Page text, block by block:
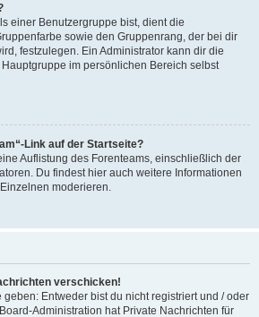
einer Benutzergruppe bist, dient die
sowie den Gruppenrang, der bei dir
festzulegen. Ein Administrator kann dir die
im persönlichen Bereich selbst
Link auf der Startseite?
Auflistung des Forenteams, einschließlich der
Du findest hier auch weitere Informationen
moderieren.
verschicken!
geben: Entweder bist du nicht registriert und / oder
Administration hat Private Nachrichten für